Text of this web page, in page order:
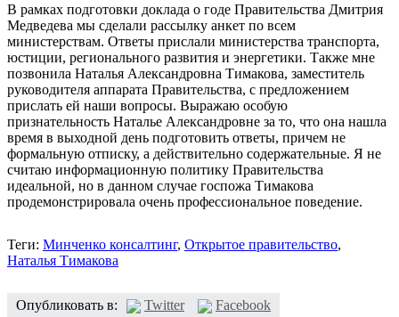
В рамках подготовки доклада о годе Правительства Дмитрия
Медведева мы сделали рассылку анкет по всем
министерствам. Ответы прислали министерства транспорта,
юстиции, регионального развития и энергетики. Также мне
позвонила Наталья Александровна Тимакова, заместитель
руководителя аппарата Правительства, с предложением
прислать ей наши вопросы. Выражаю особую
признательность Наталье Александровне за то, что она нашла
время в выходной день подготовить ответы, причем не
формальную отписку, а действительно содержательные. Я не
считаю информационную политику Правительства
идеальной, но в данном случае госпожа Тимакова
продемонстрировала очень профессиональное поведение.
Теги: Минченко консалтинг, Открытое правительство,
Наталья Тимакова
Опубликовать в: Twitter Facebook